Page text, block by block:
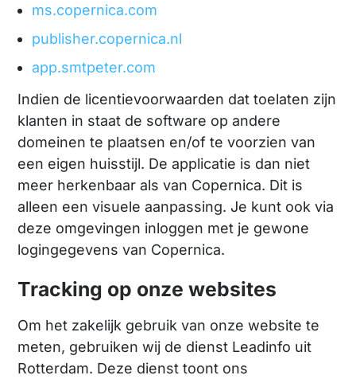
ms.copernica.com
publisher.copernica.nl
app.smtpeter.com
Indien de licentievoorwaarden dat toelaten zijn
klanten in staat de software op andere
domeinen te plaatsen en/of te voorzien van
een eigen huisstijl. De applicatie is dan niet
meer herkenbaar als van Copernica. Dit is
alleen een visuele aanpassing. Je kunt ook via
deze omgevingen inloggen met je gewone
logingegevens van Copernica.
Tracking op onze websites
Om het zakelijk gebruik van onze website te
meten, gebruiken wij de dienst Leadinfo uit
Rotterdam. Deze dienst toont ons